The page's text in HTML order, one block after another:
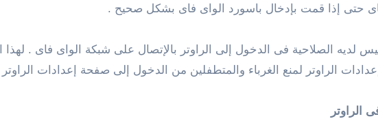
حتى إذا قمت بإدخال باسورد الواى فاى بشكل صحيح .
الصلاحية فى الدخول إلى الراوتر بالإتصال على شبكة الواى فاى . لهذا
الراوتر لمنع الغرباء والمتطفلين من الدخول إلى صفحة إعدادات
الراوتر